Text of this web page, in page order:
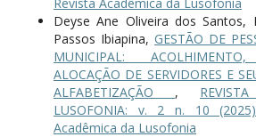
Deyse Ane Oliveira dos Santos,
Passos Ibiapina, GESTÃO DE
MUNICIPAL:
ALOCAÇÃO DE SERVIDORES E
ALFABETIZAÇÃO ,
LUSOFONIA: v. 2 n. 10
Acadêmica da Lusofonia